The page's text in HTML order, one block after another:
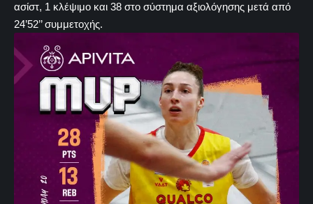
ασίστ, 1 κλέψιμο και 38 στο σύστημα αξιολόγησης μετά από
24’52’’ συμμετοχής.